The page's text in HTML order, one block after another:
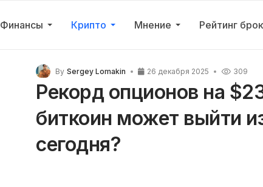
Финансы Крипто Мнение Рейтинг
By Sergey Lomakin 26 декабря 2025 309
Рекорд опционов на
биткоин может выйти
сегодня?